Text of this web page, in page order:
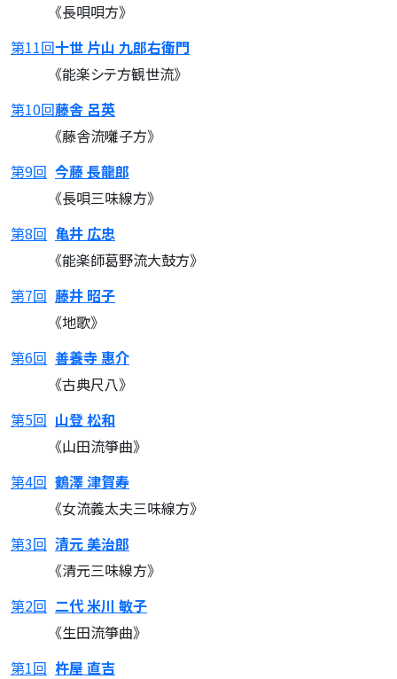
《長唄唄方》
第11回十世 片山 九郎右衛門
《能楽シテ方観世流》
第10回藤舎 呂英
《藤舎流囃子方》
第9回 今藤 長龍郎
《長唄三味線方》
第8回 亀井 広忠
《能楽師葛野流大鼓方》
第7回 藤井 昭子
《地歌》
第6回 善養寺 惠介
《古典尺八》
第5回 山登 松和
《山田流箏曲》
第4回 鶴澤 津賀寿
《女流義太夫三味線方》
第3回 清元 美治郎
《清元三味線方》
第2回 二代 米川 敏子
《生田流箏曲》
第1回 杵屋 直吉